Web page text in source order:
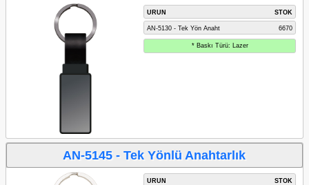
URUN STOK
AN-5130 - Tek Yön Anaht 6670
* Baskı Türü: Lazer
AN-5145 - Tek Yönlü Anahtarlık
URUN STOK